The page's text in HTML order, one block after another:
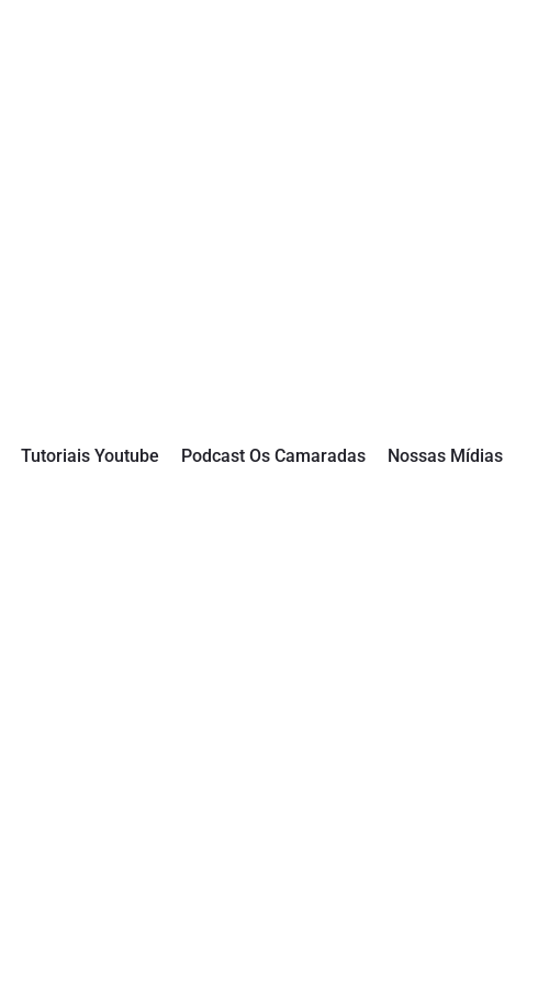
Tutoriais Youtube Podcast Os Camaradas Nossas Mídias